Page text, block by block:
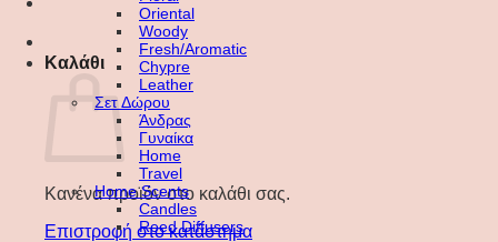
Καλάθι
Κανένα προϊόν στο καλάθι σας.
Επιστροφή στο κατάστημα
Oriental
Woody
Fresh/Aromatic
Chypre
Leather
Σετ Δώρου
Άνδρας
Γυναίκα
Home
Travel
Home Scents
Candles
Reed Diffusers